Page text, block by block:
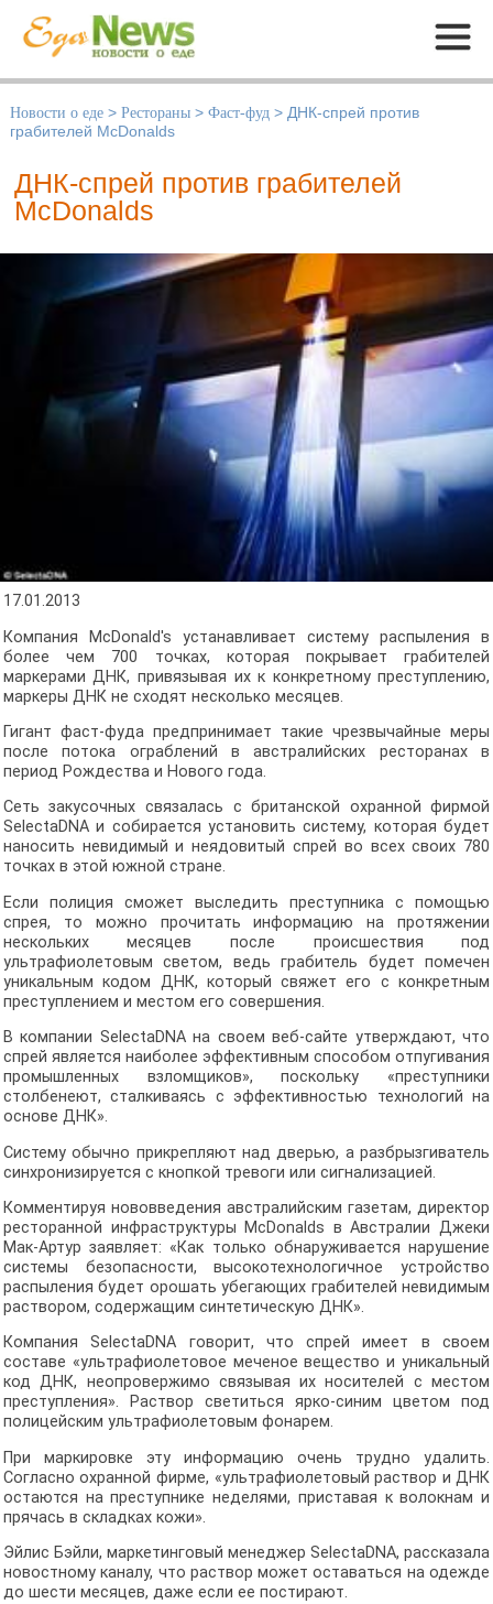
Меню
Новости о еде > Рестораны > Фаст-фуд > ДНК-спрей против
грабителей McDonalds
ДНК-спрей против грабителей
McDonalds
17.01.2013
Компания McDonald's устанавливает систему распыления в
более чем 700 точках, которая покрывает грабителей
маркерами ДНК, привязывая их к конкретному преступлению,
маркеры ДНК не сходят несколько месяцев.
Гигант фаст-фуда предпринимает такие чрезвычайные меры
после потока ограблений в австралийских ресторанах в
период Рождества и Нового года.
Сеть закусочных связалась с британской охранной фирмой
SelectaDNA и собирается установить систему, которая будет
наносить невидимый и неядовитый спрей во всех своих 780
точках в этой южной стране.
Если полиция сможет выследить преступника с помощью
спрея, то можно прочитать информацию на протяжении
нескольких месяцев после происшествия под
ультрафиолетовым светом, ведь грабитель будет помечен
уникальным кодом ДНК, который свяжет его с конкретным
преступлением и местом его совершения.
В компании SelectaDNA на своем веб-сайте утверждают, что
спрей является наиболее эффективным способом отпугивания
промышленных взломщиков», поскольку «преступники
столбенеют, сталкиваясь с эффективностью технологий на
основе ДНК».
Систему обычно прикрепляют над дверью, а разбрызгиватель
синхронизируется с кнопкой тревоги или сигнализацией.
Комментируя нововведения австралийским газетам, директор
ресторанной инфраструктуры McDonalds в Австралии Джеки
Мак-Артур заявляет: «Как только обнаруживается нарушение
системы безопасности, высокотехнологичное устройство
распыления будет орошать убегающих грабителей невидимым
раствором, содержащим синтетическую ДНК».
Компания SelectaDNA говорит, что спрей имеет в своем
составе «ультрафиолетовое меченое вещество и уникальный
код ДНК, неопровержимо связывая их носителей с местом
преступления». Раствор светиться ярко-синим цветом под
полицейским ультрафиолетовым фонарем.
При маркировке эту информацию очень трудно удалить.
Согласно охранной фирме, «ультрафиолетовый раствор и ДНК
остаются на преступнике неделями, приставая к волокнам и
прячась в складках кожи».
Эйлис Бэйли, маркетинговый менеджер SelectaDNA, рассказала
новостному каналу, что раствор может оставаться на одежде
до шести месяцев, даже если ее постирают.